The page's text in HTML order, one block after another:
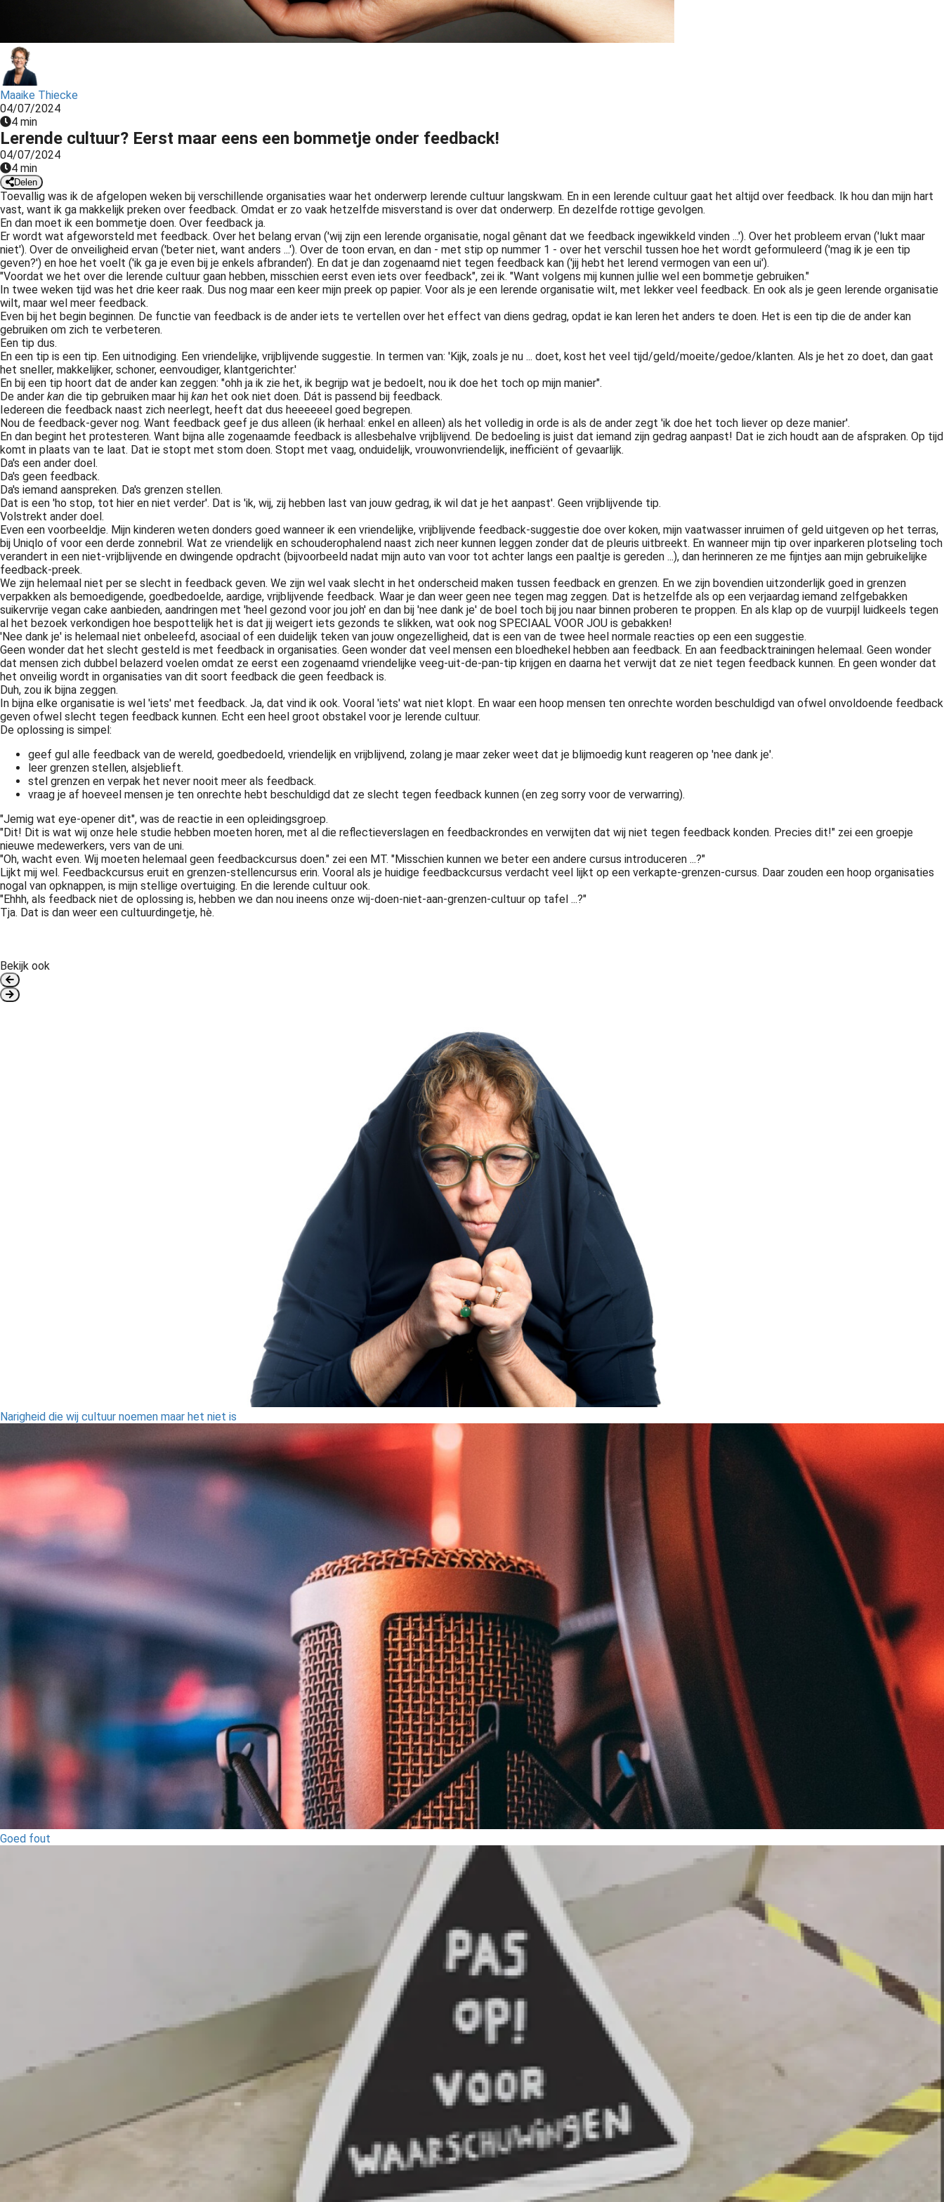
Maaike Thiecke
04/07/2024
4 min
Lerende cultuur? Eerst maar eens een bommetje onder feedback!
04/07/2024
4 min
Delen
Toevallig was ik de afgelopen weken bij verschillende organisaties waar het onderwerp lerende cultuur langskwam. En in een lerende cultuur gaat het altijd over feedback. Ik hou dan mijn hart
vast, want ik ga makkelijk preken over feedback. Omdat er zo vaak hetzelfde misverstand is over dat onderwerp. En dezelfde rottige gevolgen.
En dan moet ik een bommetje doen. Over feedback ja.
Er wordt wat afgeworsteld met feedback. Over het belang ervan ('wij zijn een lerende organisatie, nogal gênant dat we feedback ingewikkeld vinden ...'). Over het probleem ervan ('lukt maar
niet'). Over de onveiligheid ervan ('beter niet, want anders ...'). Over de toon ervan, en dan - met stip op nummer 1 - over het verschil tussen hoe het wordt geformuleerd ('mag ik je een tip
geven?') en hoe het voelt ('ik ga je even bij je enkels afbranden'). En dat je dan zogenaamd niet tegen feedback kan ('jij hebt het lerend vermogen van een ui').
"Voordat we het over die lerende cultuur gaan hebben, misschien eerst even iets over feedback", zei ik. "Want volgens mij kunnen jullie wel een bommetje gebruiken."
In twee weken tijd was het drie keer raak. Dus nog maar een keer mijn preek op papier. Voor als je een lerende organisatie wilt, met lekker veel feedback. En ook als je geen lerende organisatie
wilt, maar wel meer feedback.
Even bij het begin beginnen. De functie van feedback is de ander iets te vertellen over het effect van diens gedrag, opdat ie kan leren het anders te doen. Het is een tip die de ander kan
gebruiken om zich te verbeteren.
Een tip dus.
En een tip is een tip. Een uitnodiging. Een vriendelijke, vrijblijvende suggestie. In termen van: 'Kijk, zoals je nu ... doet, kost het veel tijd/geld/moeite/gedoe/klanten. Als je het zo doet, dan gaat
het sneller, makkelijker, schoner, eenvoudiger, klantgerichter.'
En bij een tip hoort dat de ander kan zeggen: "ohh ja ik zie het, ik begrijp wat je bedoelt, nou ik doe het toch op mijn manier".
De ander kan die tip gebruiken maar hij kan het ook niet doen. Dát is passend bij feedback.
Iedereen die feedback naast zich neerlegt, heeft dat dus heeeeeel goed begrepen.
Nou de feedback-gever nog. Want feedback geef je dus alleen (ik herhaal: enkel en alleen) als het volledig in orde is als de ander zegt 'ik doe het toch liever op deze manier'.
En dan begint het protesteren. Want bijna alle zogenaamde feedback is allesbehalve vrijblijvend. De bedoeling is juist dat iemand zijn gedrag aanpast! Dat ie zich houdt aan de afspraken. Op tijd
komt in plaats van te laat. Dat ie stopt met stom doen. Stopt met vaag, onduidelijk, vrouwonvriendelijk, inefficiënt of gevaarlijk.
Da's een ander doel.
Da's geen feedback.
Da's iemand aanspreken. Da's grenzen stellen.
Dat is een 'ho stop, tot hier en niet verder'. Dat is 'ik, wij, zij hebben last van jouw gedrag, ik wil dat je het aanpast'. Geen vrijblijvende tip.
Volstrekt ander doel.
Even een voorbeeldje. Mijn kinderen weten donders goed wanneer ik een vriendelijke, vrijblijvende feedback-suggestie doe over koken, mijn vaatwasser inruimen of geld uitgeven op het terras,
bij Uniqlo of voor een derde zonnebril. Wat ze vriendelijk en schouderophalend naast zich neer kunnen leggen zonder dat de pleuris uitbreekt. En wanneer mijn tip over inparkeren plotseling toch
verandert in een niet-vrijblijvende en dwingende opdracht (bijvoorbeeld nadat mijn auto van voor tot achter langs een paaltje is gereden ...), dan herinneren ze me fijntjes aan mijn gebruikelijke
feedback-preek.
We zijn helemaal niet per se slecht in feedback geven. We zijn wel vaak slecht in het onderscheid maken tussen feedback en grenzen. En we zijn bovendien uitzonderlijk goed in grenzen
verpakken als bemoedigende, goedbedoelde, aardige, vrijblijvende feedback. Waar je dan weer geen nee tegen mag zeggen. Dat is hetzelfde als op een verjaardag iemand zelfgebakken
suikervrije vegan cake aanbieden, aandringen met 'heel gezond voor jou joh' en dan bij 'nee dank je' de boel toch bij jou naar binnen proberen te proppen. En als klap op de vuurpijl luidkeels tegen
al het bezoek verkondigen hoe bespottelijk het is dat jij weigert iets gezonds te slikken, wat ook nog SPECIAAL VOOR JOU is gebakken!
'Nee dank je' is helemaal niet onbeleefd, asociaal of een duidelijk teken van jouw ongezelligheid, dat is een van de twee heel normale reacties op een een suggestie.
Geen wonder dat het slecht gesteld is met feedback in organisaties. Geen wonder dat veel mensen een bloedhekel hebben aan feedback. En aan feedbacktrainingen helemaal. Geen wonder
dat mensen zich dubbel belazerd voelen omdat ze eerst een zogenaamd vriendelijke veeg-uit-de-pan-tip krijgen en daarna het verwijt dat ze niet tegen feedback kunnen. En geen wonder dat
het onveilig wordt in organisaties van dit soort feedback die geen feedback is.
Duh, zou ik bijna zeggen.
In bijna elke organisatie is wel 'iets' met feedback. Ja, dat vind ik ook. Vooral 'iets' wat niet klopt. En waar een hoop mensen ten onrechte worden beschuldigd van ofwel onvoldoende feedback
geven ofwel slecht tegen feedback kunnen. Echt een heel groot obstakel voor je lerende cultuur.
De oplossing is simpel:
geef gul alle feedback van de wereld, goedbedoeld, vriendelijk en vrijblijvend, zolang je maar zeker weet dat je blijmoedig kunt reageren op 'nee dank je'.
leer grenzen stellen, alsjeblieft.
stel grenzen en verpak het never nooit meer als feedback.
vraag je af hoeveel mensen je ten onrechte hebt beschuldigd dat ze slecht tegen feedback kunnen (en zeg sorry voor de verwarring).
"Jemig wat eye-opener dit", was de reactie in een opleidingsgroep.
"Dit! Dit is wat wij onze hele studie hebben moeten horen, met al die reflectieverslagen en feedbackrondes en verwijten dat wij niet tegen feedback konden. Precies dit!" zei een groepje
nieuwe medewerkers, vers van de uni.
"Oh, wacht even. Wij moeten helemaal geen feedbackcursus doen." zei een MT. "Misschien kunnen we beter een andere cursus introduceren ...?"
Lijkt mij wel. Feedbackcursus eruit en grenzen-stellencursus erin. Vooral als je huidige feedbackcursus verdacht veel lijkt op een verkapte-grenzen-cursus. Daar zouden een hoop organisaties
nogal van opknappen, is mijn stellige overtuiging. En die lerende cultuur ook.
"Ehhh, als feedback niet de oplossing is, hebben we dan nou ineens onze wij-doen-niet-aan-grenzen-cultuur op tafel ...?"
Tja. Dat is dan weer een cultuurdingetje, hè.
Bekijk ook
Narigheid die wij cultuur noemen maar het niet is
Goed fout